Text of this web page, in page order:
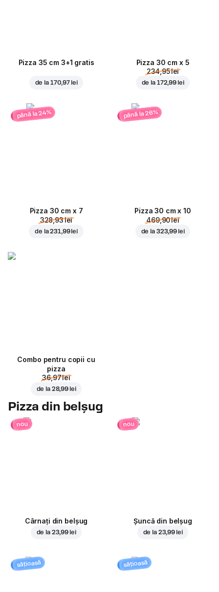
Pizza 35 cm 3+1 gratis
de la 170,97 lei
Pizza 30 cm x 5
234,95 lei
de la 172,99 lei
până la 24%
Pizza 30 cm x 7
328,93 lei
de la231,99 lei
până la 26%
Pizza 30 cm x 10
469,90 lei
de la 323,99 lei
Combo pentru copii cu
pizza
36,97 lei
de la 28,99 lei
Pizza din belșug
nou
Cârnați din belșug
de la 23,99 lei
nou
Șuncă din belșug
de la 23,99 lei
sățioasă sățioasă